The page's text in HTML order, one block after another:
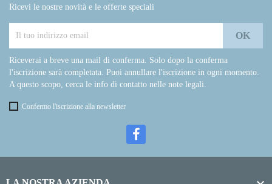
Ricevi le nostre novità e le offerte speciali
Riceverai a breve una mail di conferma. Solo dopo la conferma
l'iscrizione sarà completata. Puoi annullare l'iscrizione in ogni momento.
A questo scopo, cerca le info di contatto nelle note legali.
Confermo l'iscrizione alla newsletter